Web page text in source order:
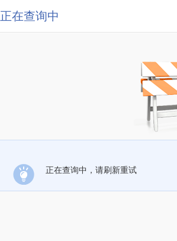
正在查询中
正在查询中，请刷新重试